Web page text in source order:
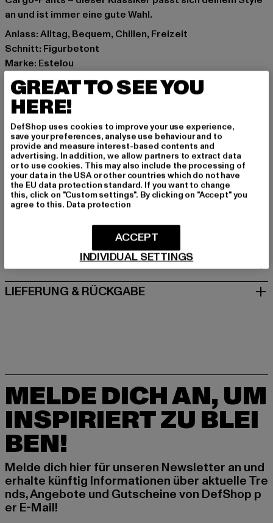
an und ist immer eine gute Wahl.
Anlass: Alltag, Bequem, Chillen, Freizeit
Schnitt: Figurbetont
Marke: Estelou
Kat.: Strapless Tops
Farbe: weiß, gelb
Hersteller Farbe: white/butter yellow
Materialzusammensetzung: 92% Polyester, 8% Elasthan
Art.Nr: EST-T-B-DPS-23684
Hersteller: TB International GmbH |info@tbint.de
Dr.-Robert-Murjahn-Straße 7 | 64372 Ober-Ramstadt |
DE
GRÖSSE & PASSFORM
PFLEGEHINWEISE
LIEFERUNG & RÜCKGABE
MELDE DICH AN, UM
INSPIRIERT ZU BLEI
BEN!
Melde dich hier für unseren Newsletter an und
erhalte künftig Informationen über aktuelle Tre
nds, Angebote und Gutscheine von DefShop p
er E-Mail!
GREAT TO SEE YOU
HERE!
DefShop uses cookies to improve your use experience,
save your preferences, analyse use behaviour and to
provide and measure interest-based contents and
advertising. In addition, we allow partners to extract data
or to use cookies. This may also include the processing of
your data in the USA or other countries which do not have
the EU data protection standard. If you want to change
this, click on "Custom settings". By clicking on "Accept" you
agree to this. Data protection
INDIVIDUAL SETTINGS
ACCEPT